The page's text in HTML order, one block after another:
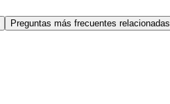
Preguntas más frecuentes relacionadas